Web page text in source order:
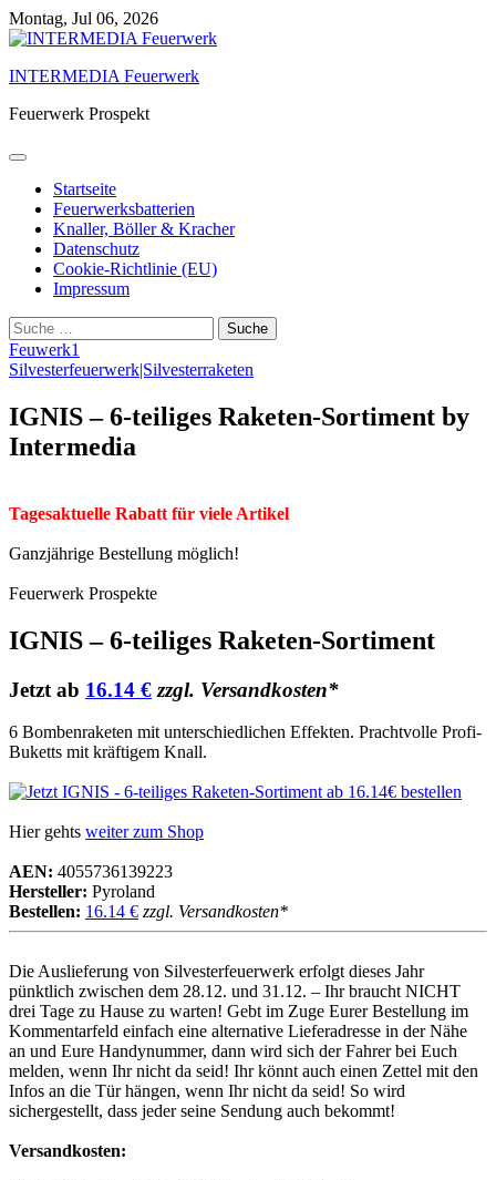
Skip
to
Montag, Jul 06, 2026
INTERMEDIA Feuerwerk
Feuerwerk Prospekt
Startseite
Feuerwerksbatterien
Knaller, Böller & Kracher
Datenschutz
Cookie-Richtlinie (EU)
Impressum
Suche
nach:
Feuwerk1
Silvesterfeuerwerk|Silvesterraketen
IGNIS – 6-teiliges Raketen-Sortiment by
Intermedia
Tagesaktuelle Rabatt für viele Artikel
Ganzjährige Bestellung möglich!
Feuerwerk Prospekte
IGNIS – 6-teiliges Raketen-Sortiment
Jetzt ab 16.14 € zzgl. Versandkosten*
6 Bombenraketen mit unterschiedlichen Effekten. Prachtvolle Profi-
Buketts mit kräftigem Knall.
Hier gehts weiter zum Shop
AEN: 4055736139223
Hersteller: Pyroland
Bestellen: 16.14 € zzgl. Versandkosten*
Die Auslieferung von Silvesterfeuerwerk erfolgt dieses Jahr
pünktlich zwischen dem 28.12. und 31.12. – Ihr braucht NICHT
drei Tage zu Hause zu warten! Gebt im Zuge Eurer Bestellung im
Kommentarfeld einfach eine alternative Lieferadresse in der Nähe
an und Eure Handynummer, dann wird sich der Fahrer bei Euch
melden, wenn Ihr nicht da seid! Ihr könnt auch einen Zettel mit den
Infos an die Tür hängen, wenn Ihr nicht da seid! So wird
sichergestellt, dass jeder seine Sendung auch bekommt!
Versandkosten: